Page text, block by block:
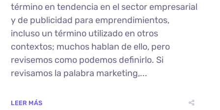
término en tendencia en el sector empresarial
y de publicidad para emprendimientos,
incluso un término utilizado en otros
contextos; muchos hablan de ello, pero
revisemos como podemos definirlo. Si
revisamos la palabra marketing,...
LEER MÁS